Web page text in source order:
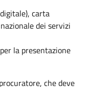
carta
dei servizi
la presentazione
che deve